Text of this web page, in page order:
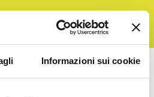
Informazioni sui cookie
incarichi di